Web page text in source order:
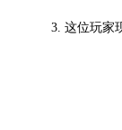
3. 这位玩家